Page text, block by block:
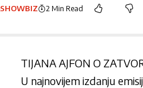
SHOWBIZ 2 Min Read
TIJANA AJFON O
U najnovijem izdanju